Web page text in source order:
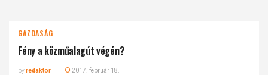
GAZDASÁG
Fény a közműalagút végén?
byredaktor 2017. február 18.